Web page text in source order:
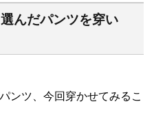
んだパンツを穿い
ンツ、今回穿かせてみるこ